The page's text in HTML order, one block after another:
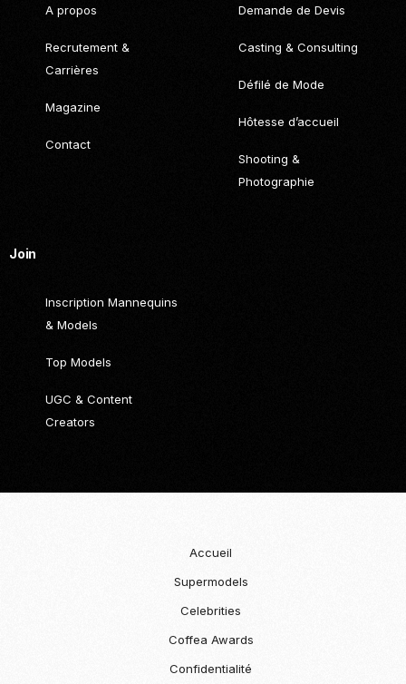
A propos
Recrutement &
Carrières
Magazine
Contact
Demande de Devis
Casting & Consulting
Défilé de Mode
Hôtesse d’accueil
Shooting &
Photographie
Join
Inscription Mannequins
& Models
Top Models
UGC & Content
Creators
Accueil
Supermodels
Celebrities
Coffea Awards
Confidentialité